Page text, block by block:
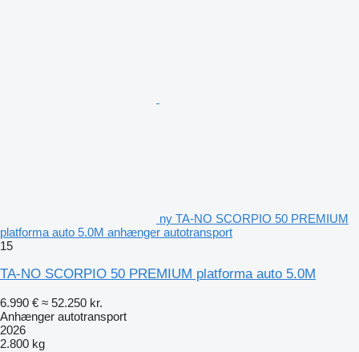
ny TA-NO SCORPIO 50 PREMIUM
platforma auto 5.0M anhænger autotransport
15
TA-NO SCORPIO 50 PREMIUM platforma auto 5.0M
6.990 € ≈ 52.250 kr.
Anhænger autotransport
2026
2.800 kg